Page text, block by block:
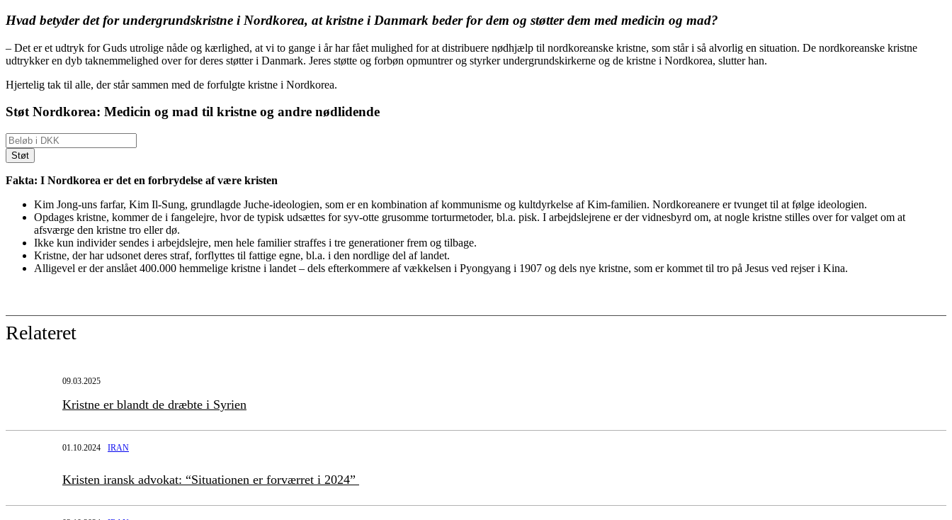
Hvad betyder det for undergrundskristne i Nordkorea, at kristne i Danmark beder for dem og støtter dem med medicin og mad?
– Det er et udtryk for Guds utrolige nåde og kærlighed, at vi to gange i år har fået mulighed for at distribuere nødhjælp til nordkoreanske kristne, som står i så alvorlig en situation. De nordkoreanske kristne
udtrykker en dyb taknemmelighed over for deres støtter i Danmark. Jeres støtte og forbøn opmuntrer og styrker undergrundskirkerne og de kristne i Nordkorea, slutter han.
Hjertelig tak til alle, der står sammen med de forfulgte kristne i Nordkorea.
Støt Nordkorea: Medicin og mad til kristne og andre nødlidende
Fakta: I Nordkorea er det en forbrydelse af være kristen
Kim Jong-uns farfar, Kim Il-Sung, grundlagde Juche-ideologien, som er en kombination af kommunisme og kultdyrkelse af Kim-familien. Nordkoreanere er tvunget til at følge ideologien.
Opdages kristne, kommer de i fangelejre, hvor de typisk udsættes for syv-otte grusomme torturmetoder, bl.a. pisk. I arbejdslejrene er der vidnesbyrd om, at nogle kristne stilles over for valget om at
afsværge den kristne tro eller dø.
Ikke kun individer sendes i arbejdslejre, men hele familier straffes i tre generationer frem og tilbage.
Kristne, der har udsonet deres straf, forflyttes til fattige egne, bl.a. i den nordlige del af landet.
Alligevel er der anslået 400.000 hemmelige kristne i landet – dels efterkommere af vækkelsen i Pyongyang i 1907 og dels nye kristne, som er kommet til tro på Jesus ved rejser i Kina.
Relateret
09.03.2025
Kristne er blandt de dræbte i Syrien
01.10.2024 IRAN
Kristen iransk advokat: “Situationen er forværret i 2024”